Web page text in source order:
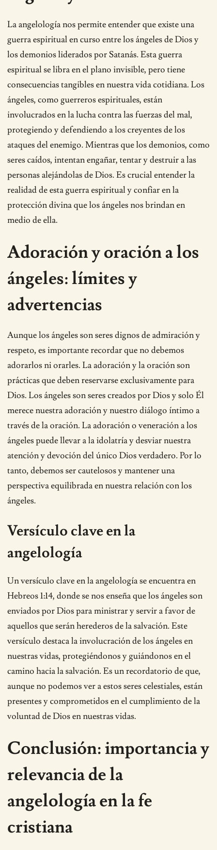
La angelología nos permite entender que existe una
guerra espiritual en curso entre los ángeles de Dios y
los demonios liderados por Satanás. Esta guerra
espiritual se libra en el plano invisible, pero tiene
consecuencias tangibles en nuestra vida cotidiana. Los
ángeles, como guerreros espirituales, están
involucrados en la lucha contra las fuerzas del mal,
protegiendo y defendiendo a los creyentes de los
ataques del enemigo. Mientras que los demonios, como
seres caídos, intentan engañar, tentar y destruir a las
personas alejándolas de Dios. Es crucial entender la
realidad de esta guerra espiritual y confiar en la
protección divina que los ángeles nos brindan en
medio de ella.
Adoración y oración a los
ángeles: límites y
advertencias
Aunque los ángeles son seres dignos de admiración y
respeto, es importante recordar que no debemos
adorarlos ni orarles. La adoración y la oración son
prácticas que deben reservarse exclusivamente para
Dios. Los ángeles son seres creados por Dios y solo Él
merece nuestra adoración y nuestro diálogo íntimo a
través de la oración. La adoración o veneración a los
ángeles puede llevar a la idolatría y desviar nuestra
atención y devoción del único Dios verdadero. Por lo
tanto, debemos ser cautelosos y mantener una
perspectiva equilibrada en nuestra relación con los
ángeles.
Versículo clave en la
angelología
Un versículo clave en la angelología se encuentra en
Hebreos 1:14, donde se nos enseña que los ángeles son
enviados por Dios para ministrar y servir a favor de
aquellos que serán herederos de la salvación. Este
versículo destaca la involucración de los ángeles en
nuestras vidas, protegiéndonos y guiándonos en el
camino hacia la salvación. Es un recordatorio de que,
aunque no podemos ver a estos seres celestiales, están
presentes y comprometidos en el cumplimiento de la
voluntad de Dios en nuestras vidas.
Conclusión: importancia y
relevancia de la
angelología en la fe
cristiana